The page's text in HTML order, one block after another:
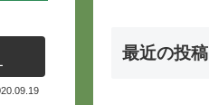
最近の投稿